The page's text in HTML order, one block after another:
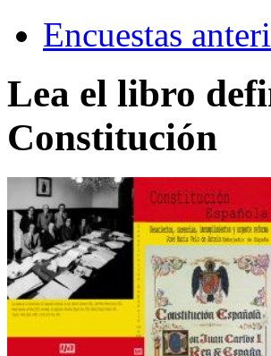
Encuestas
Lea el libro
Constitución